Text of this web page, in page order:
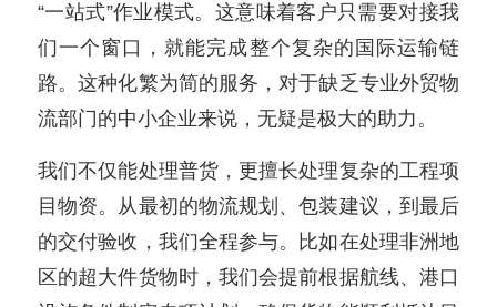
“一站式”作业模式。这意味着客户只需要对接我
们一个窗口，就能完成整个复杂的国际运输链
路。这种化繁为简的服务，对于缺乏专业外贸物
流部门的中小企业来说，无疑是极大的助力。
我们不仅能处理普货，更擅长处理复杂的工程项
目物资。从最初的物流规划、包装建议，到最后
的交付验收，我们全程参与。比如在处理非洲地
区的超大件货物时，我们会提前根据航线、港口